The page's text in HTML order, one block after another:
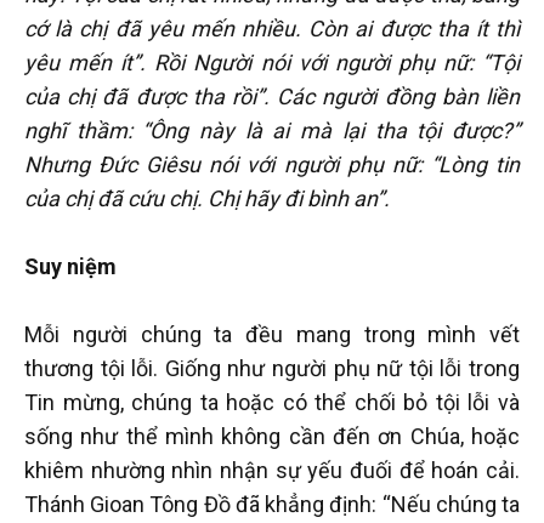
cớ là chị đã yêu mến nhiều. Còn ai được tha ít thì
yêu mến ít”. Rồi Người nói với người phụ nữ: “Tội
của chị đã được tha rồi”. Các người đồng bàn liền
nghĩ thầm: “Ông này là ai mà lại tha tội được?”
Nhưng Đức Giêsu nói với người phụ nữ: “Lòng tin
của chị đã cứu chị. Chị hãy đi bình an”.
Suy niệm
Mỗi người chúng ta đều mang trong mình vết
thương tội lỗi. Giống như người phụ nữ tội lỗi trong
Tin mừng, chúng ta hoặc có thể chối bỏ tội lỗi và
sống như thể mình không cần đến ơn Chúa, hoặc
khiêm nhường nhìn nhận sự yếu đuối để hoán cải.
Thánh Gioan Tông Đồ đã khẳng định: “Nếu chúng ta